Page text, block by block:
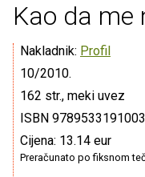
Kao da me
Nakladnik: Profil
10/2010.
162 str., meki uvez
ISBN 9789533191003
Cijena: 13.14 eur
Preračunato po fiksnom